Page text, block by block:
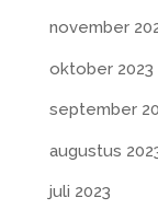
november
oktober 2023
september
augustus
juli 2023